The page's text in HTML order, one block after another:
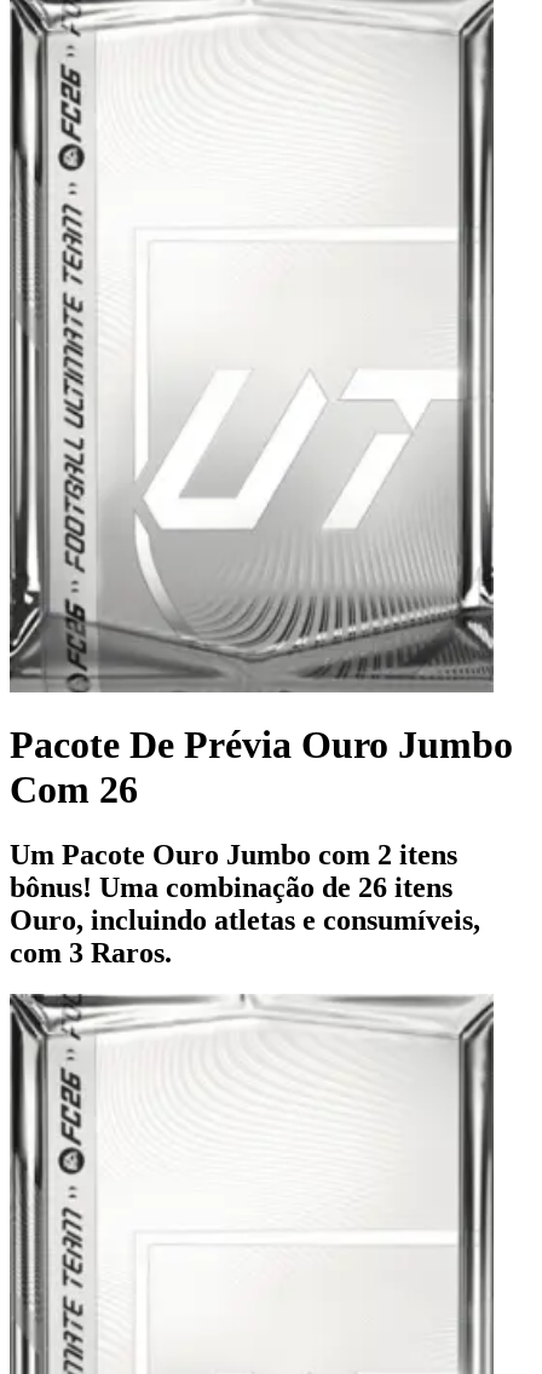
Pacote De Prévia Ouro Jumbo
Com 26
Um Pacote Ouro Jumbo com 2 itens
bônus! Uma combinação de 26 itens
Ouro, incluindo atletas e consumíveis,
com 3 Raros.